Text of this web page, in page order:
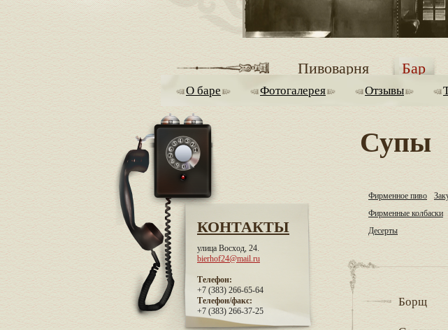
Пивоварня Бар
О баре Фотогалерея Отзывы
КОНТАКТЫ
улица Восход, 24.
bierhof24@mail.ru
Телефон:
+7 (383) 266-65-64
Телефон/факс:
+7 (383) 266-37-25
Супы
Фирменное пиво
Фирменные колбаски
Десерты
Борщ